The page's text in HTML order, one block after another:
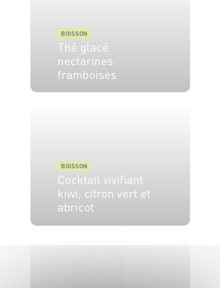
BOISSON
Thé glacé
nectarines
framboises
BOISSON
Cocktail vivifiant
kiwi, citron vert et
abricot